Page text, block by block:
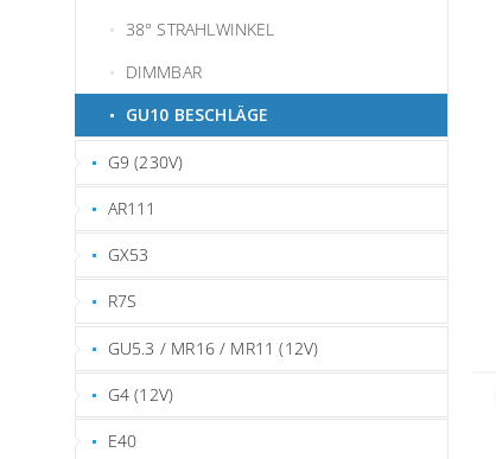
38° STRAHLWINKEL
DIMMBAR
GU10 BESCHLÄGE
G9 (230V)
AR111
GX53
R7S
GU5.3 / MR16 / MR11 (12V)
G4 (12V)
E40